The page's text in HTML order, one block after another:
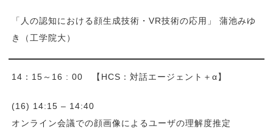
「人の認知における顔生成技術・VR技術の応用」 蒲池みゆ
き（工学院大）
14：15～16 : 00 【HCS：対話エージェント＋α】
(16) 14:15 – 14:40
オンライン会議での顔画像によるユーザの理解度推定